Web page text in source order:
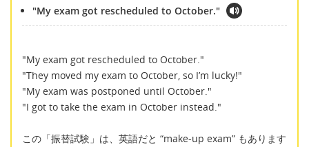
"My exam got rescheduled to October."
"My exam got rescheduled to October."
"They moved my exam to October, so I’m lucky!"
"My exam was postponed until October."
"I got to take the exam in October instead."
この「振替試験」は、英語だと “make-up exam” もあります